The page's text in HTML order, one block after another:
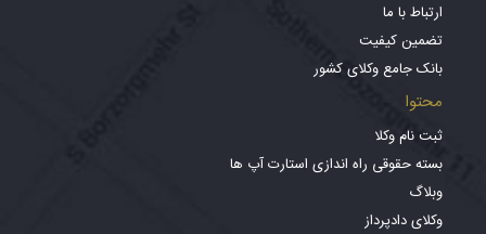
ارتباط با ما
تضمین کیفیت
بانک جامع وکلای کشور
محتوا
ثبت نام وکلا
بسته حقوقی راه اندازی استارت آپ ها
وبلاگ
وکلای دادپرداز